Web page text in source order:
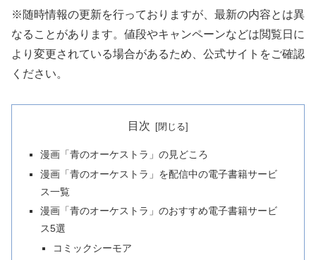
※随時情報の更新を行っておりますが、最新の内容とは異
なることがあります。値段やキャンペーンなどは閲覧日に
より変更されている場合があるため、公式サイトをご確認
ください。
目次
漫画「青のオーケストラ」の見どころ
漫画「青のオーケストラ」を配信中の電子書籍サービ
ス一覧
漫画「青のオーケストラ」のおすすめ電子書籍サービ
ス5選
コミックシーモア